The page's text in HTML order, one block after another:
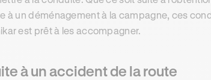
à un déménagement à la campagne, ces
est prêt à les accompagner.
à un accident de la route